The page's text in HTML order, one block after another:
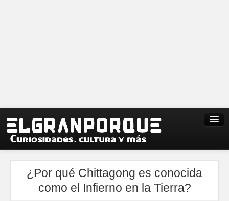
¿Por qué Chittagong es conocida
como el Infierno en la Tierra?